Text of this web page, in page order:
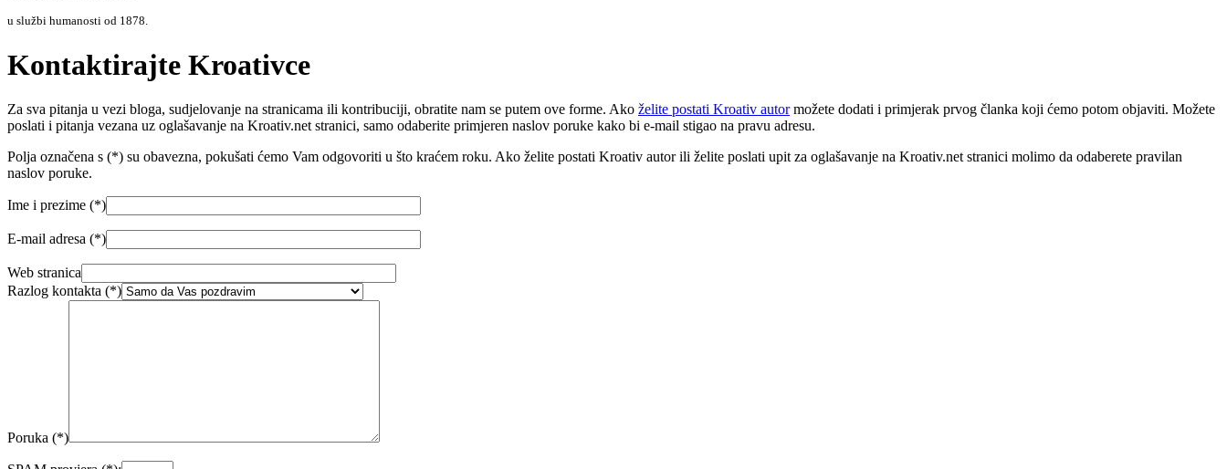
u službi humanosti od 1878.
Kontaktirajte Kroativce
Za sva pitanja u vezi bloga, sudjelovanje na stranicama ili kontribuciji, obratite nam se putem ove forme. Ako želite postati Kroativ autormožete dodati i primjerak prvog članka koji ćemo potom objaviti. Možete
poslati i pitanja vezana uz oglašavanje na Kroativ.net stranici, samo odaberite primjeren naslov poruke kako bi e-mail stigao na pravu adresu.
Polja označena s (*) su obavezna, pokušati ćemo Vam odgovoriti u što kraćem roku. Ako želite postati Kroativ autor ili želite poslati upit za oglašavanje na Kroativ.net stranici molimo da odaberete pravilan
naslov poruke.
Ime i prezime (*)
E-mail adresa (*)
Web stranica
Razlog kontakta (*)
Poruka (*)